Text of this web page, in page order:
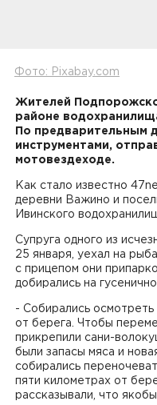
Фото: Pixabay.com
Жителей
районе
По предварительным
инструментами,
мотовездеходе.
Как стало известно
деревни Важино и
Ивинского
Супруга одного из
25 января, уехал на
с прицепом они
добирались на
- Собирались осмотреть
от берега. Чтобы
прикрепили сани-
были запасы мяса и
собирались
пяти километрах от
рассказывали, что